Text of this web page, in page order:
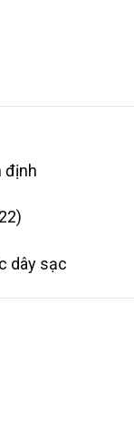
định
dây sạc